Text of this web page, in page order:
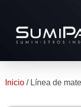
Inicio / Línea de